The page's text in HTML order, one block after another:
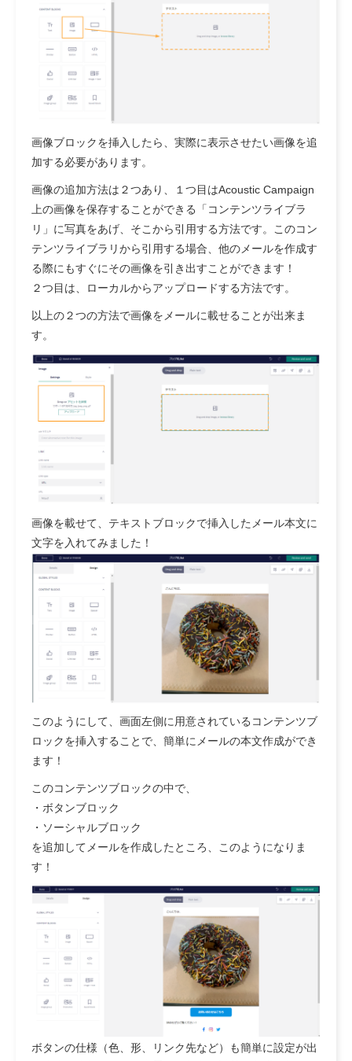
画像ブロックを挿入したら、実際に表示させたい画像を追
加する必要があります。
画像の追加方法は２つあり、１つ目はAcoustic Campaign
上の画像を保存することができる「コンテンツライブラ
リ」に写真をあげ、そこから引用する方法です。このコン
テンツライブラリから引用する場合、他のメールを作成す
る際にもすぐにその画像を引き出すことができます！
２つ目は、ローカルからアップロードする方法です。
以上の２つの方法で画像をメールに載せることが出来ま
す。
画像を載せて、テキストブロックで挿入したメール本文に
文字を入れてみました！
このようにして、画面左側に用意されているコンテンツブ
ロックを挿入することで、簡単にメールの本文作成ができ
ます！
このコンテンツブロックの中で、
・ボタンブロック
・ソーシャルブロック
を追加してメールを作成したところ、このようになりま
す！
ボタンの仕様（色、形、リンク先など）も簡単に設定が出